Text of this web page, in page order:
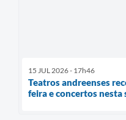
15 JUL 2026 - 17h46
Teatros andreenses
feira e concertos nesta